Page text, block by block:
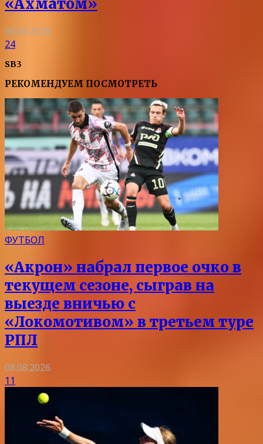
«Ахматом»
08.08.2026
24
SB3
РЕКОМЕНДУЕМ ПОСМОТРЕТЬ
ФУТБОЛ
«Акрон» набрал первое очко в
текущем сезоне, сыграв на
выезде вничью с
«Локомотивом» в третьем туре
РПЛ
08.08.2026
11